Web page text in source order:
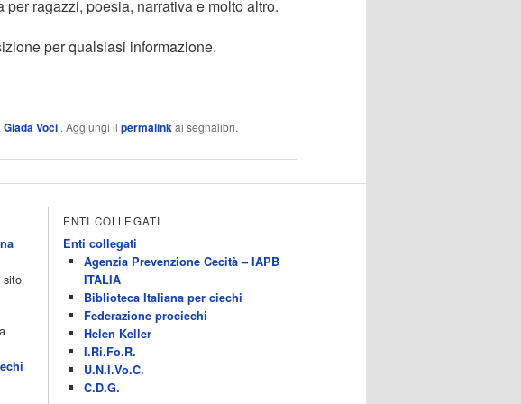
ragazzi, poesia, narrativa e molto altro.
per qualsiasi informazione.
Giada Voci . Aggiungi il permalinkai segnalibri.
sito
ENTI COLLEGATI
Enti collegati
Agenzia Prevenzione Cecità – IAPB
ITALIA
Biblioteca Italiana per ciechi
Federazione prociechi
Helen Keller
I.Ri.Fo.R.
U.N.I.Vo.C.
C.D.G.